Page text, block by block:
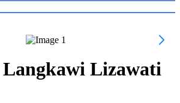
Langkawi Lizawati